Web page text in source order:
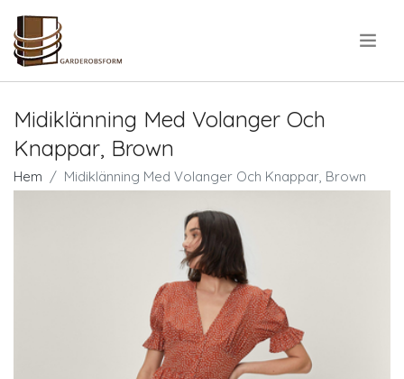
Midiklänning Med Volanger Och
Knappar, Brown
Hem Midiklänning Med Volanger Och Knappar, Brown